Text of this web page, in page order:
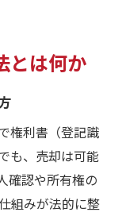
とは何か
権利書（登記識
も、売却は可能
確認や所有権の
組みが法的に整